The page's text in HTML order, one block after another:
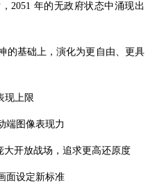
2051 年的无政府状态中涌现出
的基础上，演化为更自由、更具
现上限
端图像表现力
大开放战场，追求更高还原度
面设定新标准